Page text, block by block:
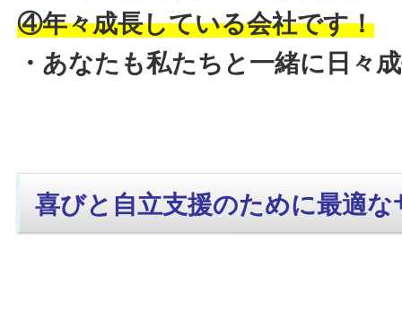
④年々成長している会社です！
・あなたも私たちと一緒に日々
喜びと自立支援のために最適な